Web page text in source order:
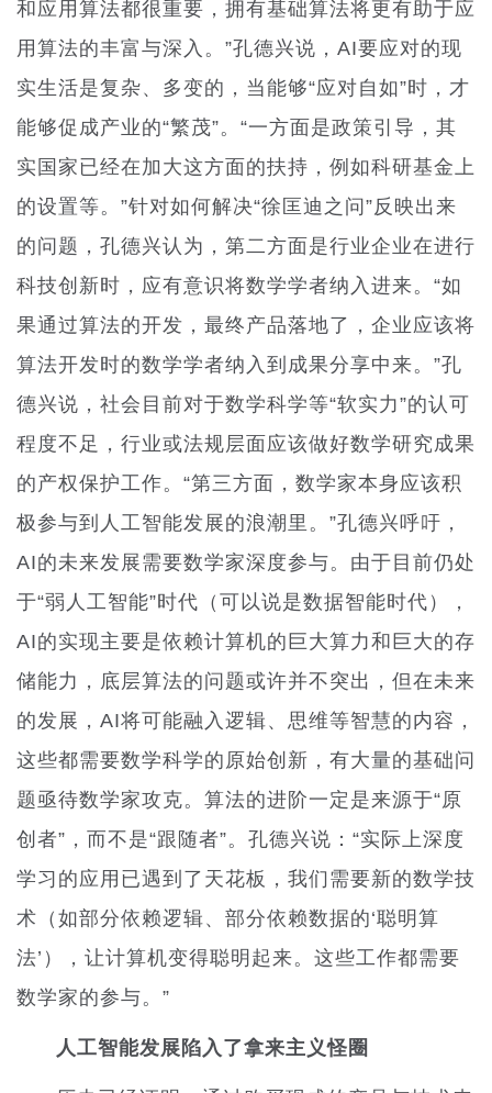
和应用算法都很重要，拥有基础算法将更有助于应
用算法的丰富与深入。”孔德兴说，AI要应对的现
实生活是复杂、多变的，当能够“应对自如”时，才
能够促成产业的“繁茂”。 “一方面是政策引导，其
实国家已经在加大这方面的扶持，例如科研基金上
的设置等。”针对如何解决“徐匡迪之问”反映出来
的问题，孔德兴认为，第二方面是行业企业在进行
科技创新时，应有意识将数学学者纳入进来。“如
果通过算法的开发，最终产品落地了，企业应该将
算法开发时的数学学者纳入到成果分享中来。”孔
德兴说，社会目前对于数学科学等“软实力”的认可
程度不足，行业或法规层面应该做好数学研究成果
的产权保护工作。“第三方面，数学家本身应该积
极参与到人工智能发展的浪潮里。”孔德兴呼吁，
AI的未来发展需要数学家深度参与。由于目前仍处
于“弱人工智能”时代（可以说是数据智能时代），
AI的实现主要是依赖计算机的巨大算力和巨大的存
储能力，底层算法的问题或许并不突出，但在未来
的发展，AI将可能融入逻辑、思维等智慧的内容，
这些都需要数学科学的原始创新，有大量的基础问
题亟待数学家攻克。算法的进阶一定是来源于“原
创者”，而不是“跟随者”。孔德兴说：“实际上深度
学习的应用已遇到了天花板，我们需要新的数学技
术（如部分依赖逻辑、部分依赖数据的‘聪明算
法’），让计算机变得聪明起来。这些工作都需要
数学家的参与。”
人工智能发展陷入了拿来主义怪圈